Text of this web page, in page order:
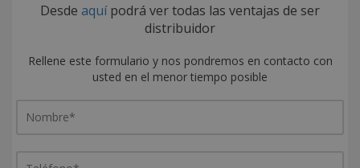
Desde aquípodrá ver todas las ventajas de ser
distribuidor
Rellene este formulario y nos pondremos en contacto con
usted en el menor tiempo posible